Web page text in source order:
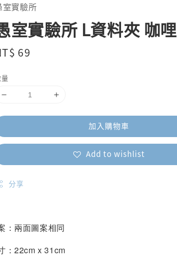
室實驗所
室實驗所 L資料夾 咖哩
69
加入購物車
Add to wishlist
分享
：兩面圖案相同
：22cm x 31cm